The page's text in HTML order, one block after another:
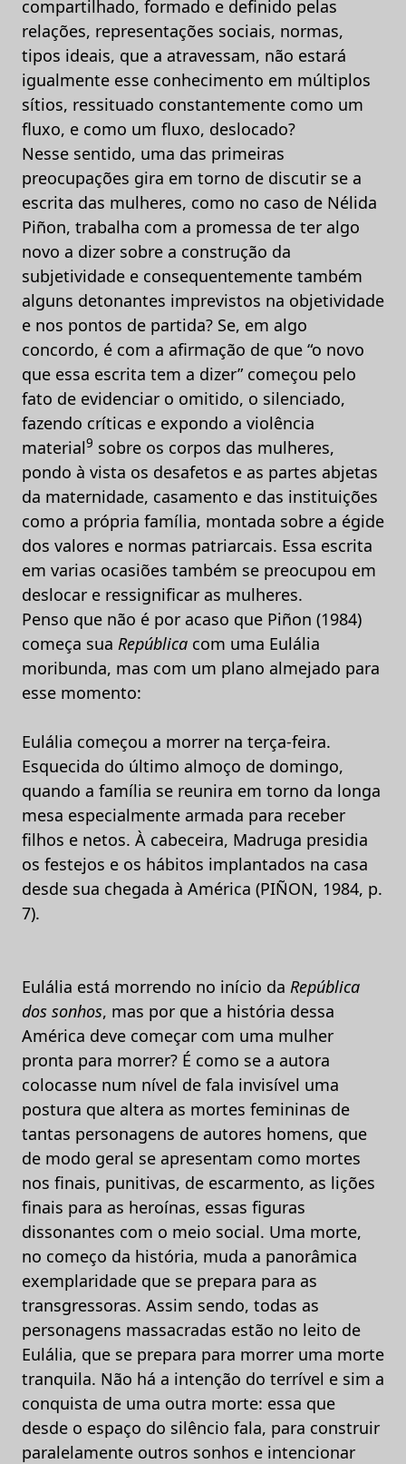
compartilhado, formado e definido pelas
relações, representações sociais, normas,
tipos ideais, que a atravessam, não estará
igualmente esse conhecimento em múltiplos
sítios, ressituado constantemente como um
fluxo, e como um fluxo, deslocado?
Nesse sentido, uma das primeiras
preocupações gira em torno de discutir se a
escrita das mulheres, como no caso de Nélida
Piñon, trabalha com a promessa de ter algo
novo a dizer sobre a construção da
subjetividade e consequentemente também
alguns detonantes imprevistos na objetividade
e nos pontos de partida? Se, em algo
concordo, é com a afirmação de que “o novo
que essa escrita tem a dizer” começou pelo
fato de evidenciar o omitido, o silenciado,
fazendo críticas e expondo a violência
material9 sobre os corpos das mulheres,
pondo à vista os desafetos e as partes abjetas
da maternidade, casamento e das instituições
como a própria família, montada sobre a égide
dos valores e normas patriarcais. Essa escrita
em varias ocasiões também se preocupou em
deslocar e ressignificar as mulheres.
Penso que não é por acaso que Piñon (1984)
começa sua República com uma Eulália
moribunda, mas com um plano almejado para
esse momento:
Eulália começou a morrer na terça-feira.
Esquecida do último almoço de domingo,
quando a família se reunira em torno da longa
mesa especialmente armada para receber
filhos e netos. À cabeceira, Madruga presidia
os festejos e os hábitos implantados na casa
desde sua chegada à América (PIÑON, 1984, p.
7).
Eulália está morrendo no início da República
dos sonhos, mas por que a história dessa
América deve começar com uma mulher
pronta para morrer? É como se a autora
colocasse num nível de fala invisível uma
postura que altera as mortes femininas de
tantas personagens de autores homens, que
de modo geral se apresentam como mortes
nos finais, punitivas, de escarmento, as lições
finais para as heroínas, essas figuras
dissonantes com o meio social. Uma morte,
no começo da história, muda a panorâmica
exemplaridade que se prepara para as
transgressoras. Assim sendo, todas as
personagens massacradas estão no leito de
Eulália, que se prepara para morrer uma morte
tranquila. Não há a intenção do terrível e sim a
conquista de uma outra morte: essa que
desde o espaço do silêncio fala, para construir
paralelamente outros sonhos e intencionar